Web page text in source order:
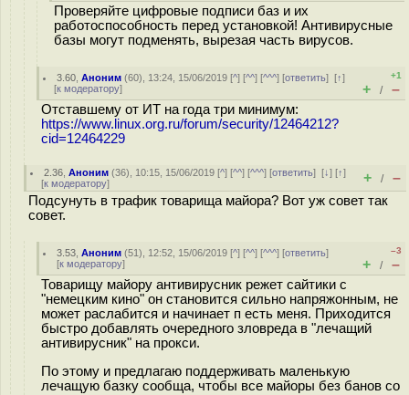
Проверяйте цифровые подписи баз и их
работоспособность перед установкой! Антивирусные
базы могут подменять, вырезая часть вирусов.
3.60 ,Аноним (60), 13:24, 15/06/2019 [^] [^^] [^^^] [ответить][↑]
[к модератору]
+1
+ / –
Отставшему от ИТ на года три минимум:
https://www.linux.org.ru/forum/security/12464212?
cid=12464229
2.36 ,Аноним (36), 10:15, 15/06/2019 [^] [^^] [^^^] [ответить][↓] [↑]
[к модератору] + / –
Подсунуть в трафик товарища майора? Вот уж совет так
совет.
3.53 ,Аноним (51), 12:52, 15/06/2019 [^] [^^] [^^^] [ответить]
[к модератору]
–3
+ / –
Товарищу майору антивирусник режет сайтики с
"немецким кино" он становится сильно напряжонным, не
может раслабится и начинает п есть меня. Приходится
быстро добавлять очередного зловреда в "лечащий
антивирусник" на прокси.
По этому и предлагаю поддерживать маленькую
лечащую базку сообща, чтобы все майоры без банов со